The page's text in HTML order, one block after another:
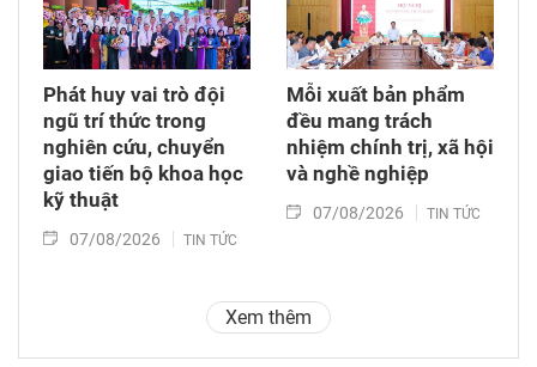
Phát huy vai trò đội
ngũ trí thức trong
nghiên cứu, chuyển
giao tiến bộ khoa học
kỹ thuật
07/08/2026 TIN TỨC
Mỗi xuất bản phẩm
đều mang trách
nhiệm chính trị, xã hội
và nghề nghiệp
07/08/2026 TIN TỨC
Xem thêm